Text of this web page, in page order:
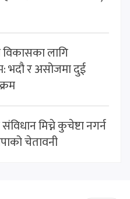
विकासका लागि
भदौ र असोजमा दुई
मिच्ने कुचेष्टा नगर्न
चेतावनी